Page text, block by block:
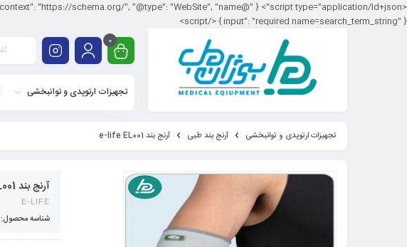
input": "required name=search_term_string" } } </script>
0
تجهیزات ارتوپدی و توانبخشی
تجهیزات ارتوپدی و توانبخشی آرنج بند طبی آرنج بند e-life EL001
آرنج بند e-life EL001
E-LIFE
شناسه محصول: